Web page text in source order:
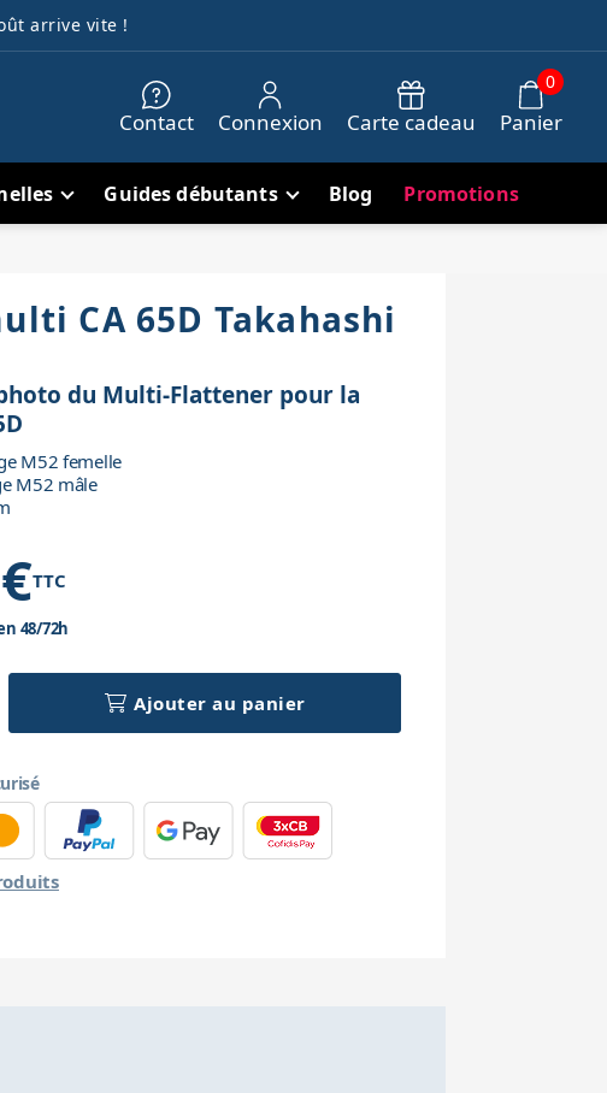
arrive vite !
Contact Connexion Carte cadeau Panier
0
Guides débutants Blog Promotions
CA 65D Takahashi
du Multi-Flattener pour la
M52 femelle
M52 mâle
TTC
48/72h
Ajouter au panier